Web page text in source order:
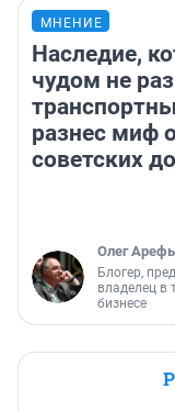
МНЕНИЕ
Наследие,
чудом не
разнес миф
советских
Олег
Блогер,
владелец в
бизнесе